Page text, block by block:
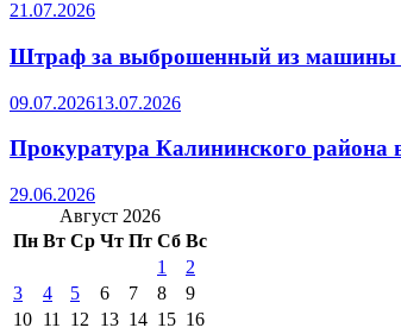
21.07.2026
Штраф за выброшенный из машины
09.07.202613.07.2026
Прокуратура Калининского района
29.06.2026
Август 2026
Пн Вт Ср Чт Пт Сб Вс
1
2
3
4 5 6 7 8
9
10 11 12 13 14 15 16